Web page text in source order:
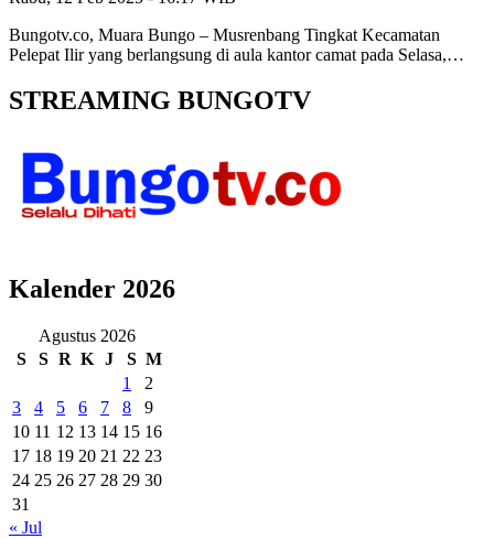
Bungotv.co, Muara Bungo – Musrenbang Tingkat Kecamatan
Pelepat Ilir yang berlangsung di aula kantor camat pada Selasa,…
STREAMING BUNGOTV
Kalender 2026
Agustus 2026
S
S R K J S M
1
2
3
4 5 6 7 8
9
10 11 12 13 14 15 16
17 18 19 20 21 22 23
24 25 26 27 28 29 30
31
« Jul